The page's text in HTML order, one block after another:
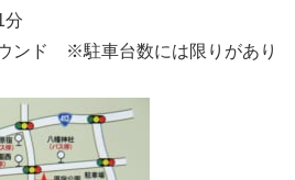
分
ンド ※駐車台数には限りがあり